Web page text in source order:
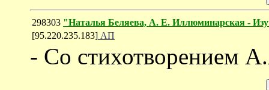
298303 "Наталья Беляева, А. Е. Иллюминарская -
[95.220.235.183] АП
- Со стихотворением